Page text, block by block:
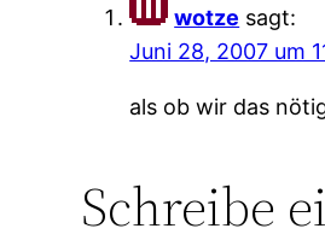
wotze sagt:
Juni 28, 2007 um
als ob wir das
Schreibe